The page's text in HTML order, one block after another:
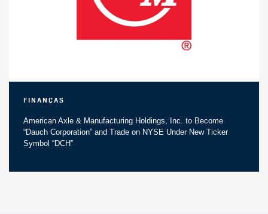
Finanças
American Axle & Manufacturing Holdings, Inc. to Become
“Dauch Corporation” and Trade on NYSE Under New Ticker
Symbol “DCH”